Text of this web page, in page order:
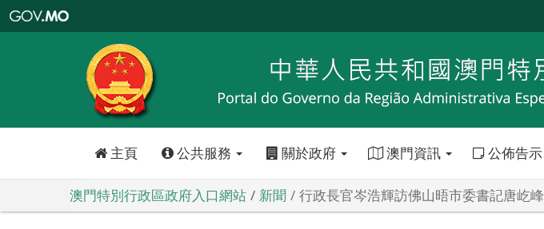
特
政
區
政
口
主頁 公共服務 關於政府 澳門資訊 公佈告示
澳門特別行政區政府入口網站 新聞 行政長官岑浩輝訪佛山晤市委書記唐屹峰